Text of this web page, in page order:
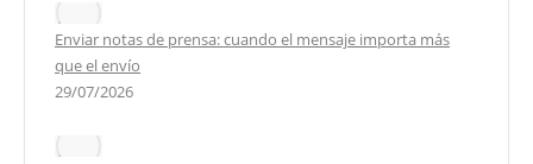
Enviar notas de prensa: cuando el mensaje importa más
que el envío
29/07/2026